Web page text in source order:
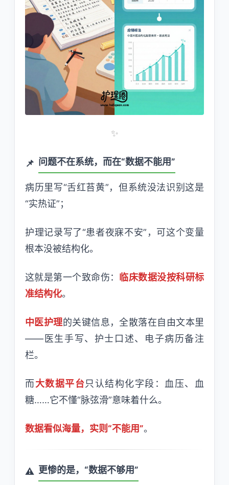
✨
问题不在系统，而在“数据不能用”
病历里写“舌红苔黄”，但系统没法识别这是
“实热证”；
护理记录写了“患者夜寐不安”，可这个变量
根本没被结构化。
这就是第一个致命伤：
临床数据没按科研标
准结构化。
中医护理的关键信息，全散落在自由文本里
——医生手写、护士口述、电子病历备注
栏。
而大数据平台只认结构化字段：血压、血
糖……它不懂“脉弦滑”意味着什么。
数据看似海量，实则“不能用”。
更惨的是，“数据不够用”